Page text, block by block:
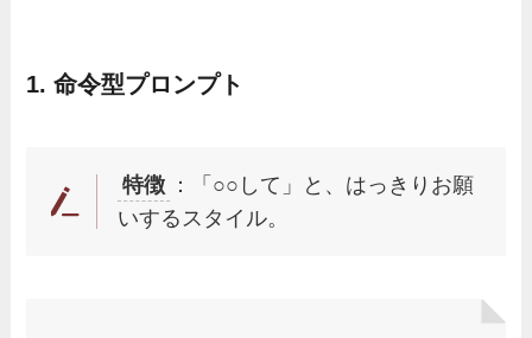
1.命令型プロンプト
特徴
：「○○して」と、はっきりお願
いするスタイル。